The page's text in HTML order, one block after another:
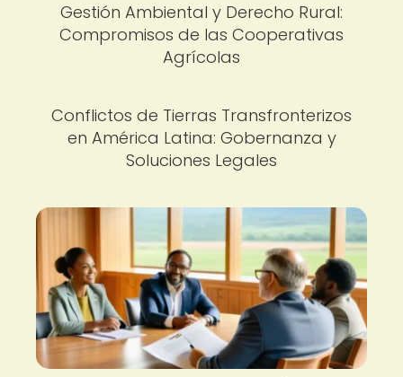
Gestión Ambiental y Derecho Rural:
Compromisos de las Cooperativas
Agrícolas
Conflictos de Tierras Transfronterizos
en América Latina: Gobernanza y
Soluciones Legales